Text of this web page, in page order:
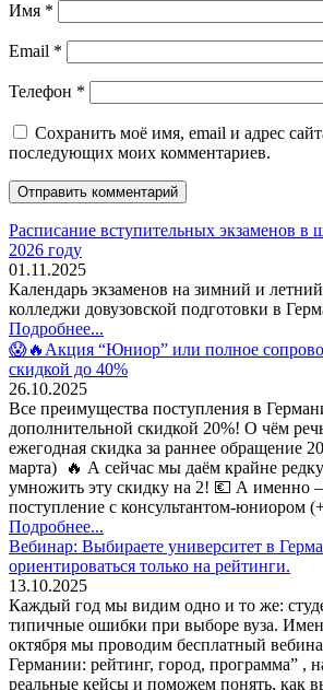
Имя *
Email *
Телефон *
Сохранить моё имя, email и адрес
последующих моих комментариев.
Расписание вступительных экзаменов в
2026 году
01.11.2025
Календарь экзаменов на зимний и
колледжи довузовской подготовки в
Подробнее...
😱🔥Акция “Юниор” или полное
скидкой до 40%
26.10.2025
Все преимущества поступления в
дополнительной скидкой 20%! О чём
ежегодная скидка за раннее обращение
марта) 🔥 А сейчас мы даём крайне
умножить эту скидку на 2! 💶 А именно –
поступление с консультантом-юниором
Подробнее...
Вебинар: Выбираете университет в
ориентироваться только на рейтинги.
13.10.2025
Каждый год мы видим одно и то же:
типичные ошибки при выборе вуза.
октября мы проводим бесплатный
Германии: рейтинг, город, программа” ,
реальные кейсы и поможем понять, как